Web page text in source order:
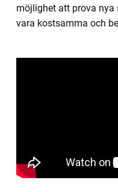
möjlighet att prova nya
vara kostsamma och